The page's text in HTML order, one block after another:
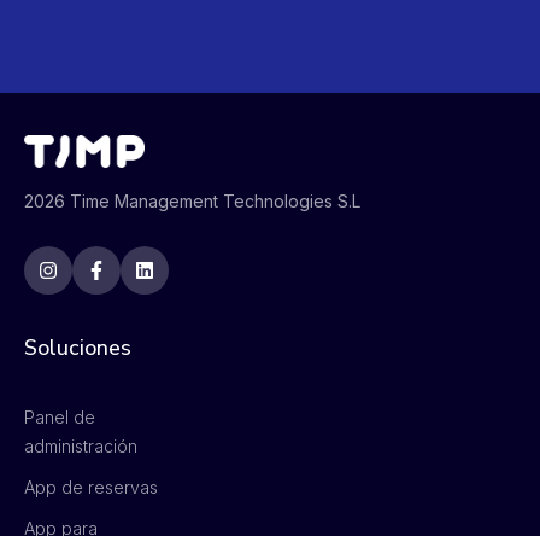
2026 Time Management Technologies S.L
Soluciones
Panel de
administración
App de reservas
App para